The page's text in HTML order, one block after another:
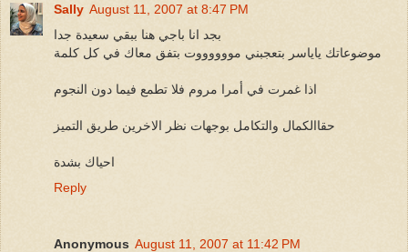
Sally August 11, 2007 at 8:47 PM
بجد انا باجي هنا ببقي سعيدة جدا
موضوعاتك ياياسر بتعجبني مووووووت بتفق معاك في كل كلمة
اذا غمرت في أمرا مروم فلا تطمع فيما دون النجوم
حقاالكمال والتكامل بوجهات نظر الاخرين طريق التميز
احياك بشدة
Reply
Anonymous August 11, 2007 at 11:42 PM